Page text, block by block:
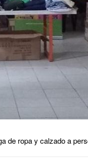
de ropa y calzado a